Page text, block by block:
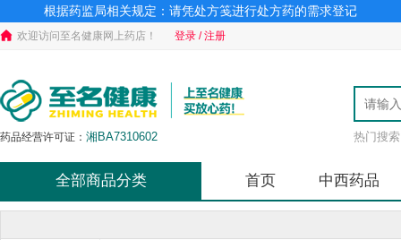
根据药监局相关规定：请凭处方笺进行处方药的需求登记
欢迎访问至名健康网上药店！ 登录 / 注册
热门搜
药品经营许可证： 湘BA7310602
首页 中西药品
全部商品分类